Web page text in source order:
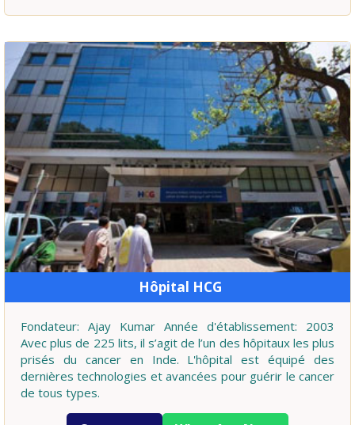
Hôpital HCG
Fondateur: Ajay Kumar Année d'établissement: 2003
Avec plus de 225 lits, il s’agit de l’un des hôpitaux les plus
prisés du cancer en Inde. L'hôpital est équipé des
dernières technologies et avancées pour guérir le cancer
de tous types.